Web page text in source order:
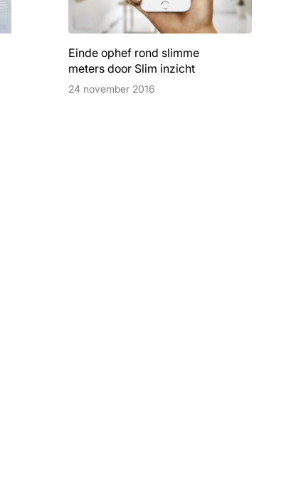
Einde ophef rond slimme
meters door Slim inzicht
24 november 2016